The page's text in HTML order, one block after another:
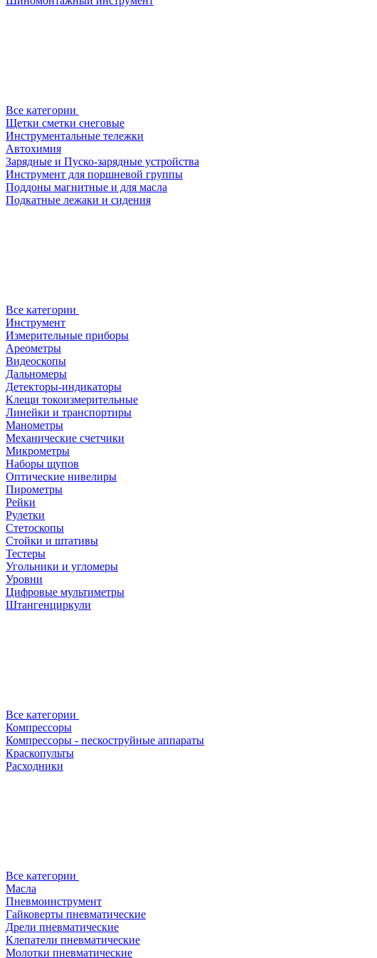
Все категории
Щетки сметки снеговые
Инструментальные тележки
Автохимия
Зарядные и Пуско-зарядные устройства
Инструмент для поршневой группы
Поддоны магнитные и для масла
Подкатные лежаки и сидения
Все категории
Инструмент
Измерительные приборы
Ареометры
Видеоскопы
Дальномеры
Детекторы-индикаторы
Клещи токоизмерительные
Линейки и транспортиры
Манометры
Механические счетчики
Микрометры
Наборы щупов
Оптические нивелиры
Пирометры
Рейки
Рулетки
Стетоскопы
Стойки и штативы
Тестеры
Угольники и угломеры
Уровни
Цифровые мультиметры
Штангенциркули
Все категории
Компрессоры
Компрессоры - пескоструйные аппараты
Краскопульты
Расходники
Все категории
Масла
Пневмоинструмент
Гайковерты пневматические
Дрели пневматические
Клепатели пневматические
Молотки пневматические